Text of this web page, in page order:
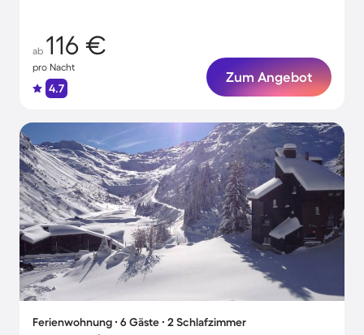
ab 116 €
pro Nacht
4.7
Zum Angebot
Ferienwohnung ∙ 6 Gäste ∙ 2 Schlafzimmer